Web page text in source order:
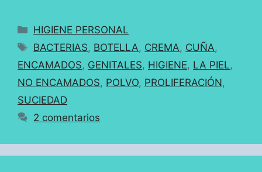
Categorías
HIGIENE PERSONAL
Etiquetas
BACTERIAS, BOTELLA, CREMA, CUÑA,
ENCAMADOS, GENITALES, HIGIENE, LA PIEL,
NO ENCAMADOS, POLVO, PROLIFERACIÓN,
SUCIEDAD
2 comentarios